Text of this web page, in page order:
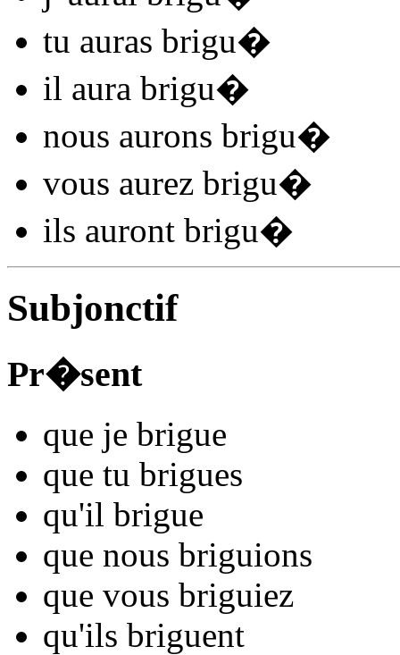
tu auras brigu�
il aura brigu�
nous aurons brigu�
vous aurez brigu�
ils auront brigu�
Subjonctif
Pr�sent
que je brigue
que tu brigues
qu'il brigue
que nous briguions
que vous briguiez
qu'ils briguent